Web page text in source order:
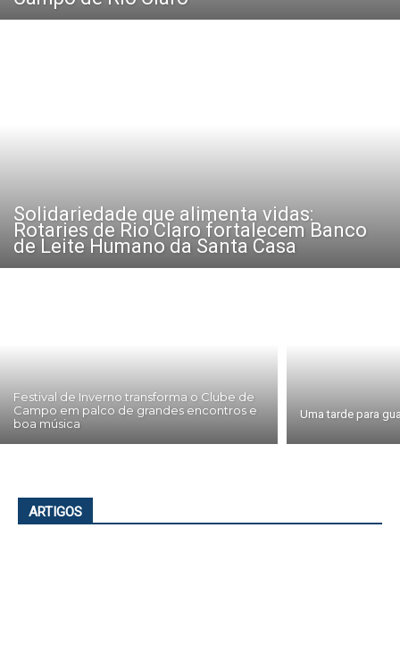
Solidariedade que alimenta vidas:
Rotaries de Rio Claro fortalecem Banco
de Leite Humano da Santa Casa
Festival de Inverno transforma o Clube de
Campo em palco de grandes encontros e
boa música
Uma tarde para
ARTIGOS